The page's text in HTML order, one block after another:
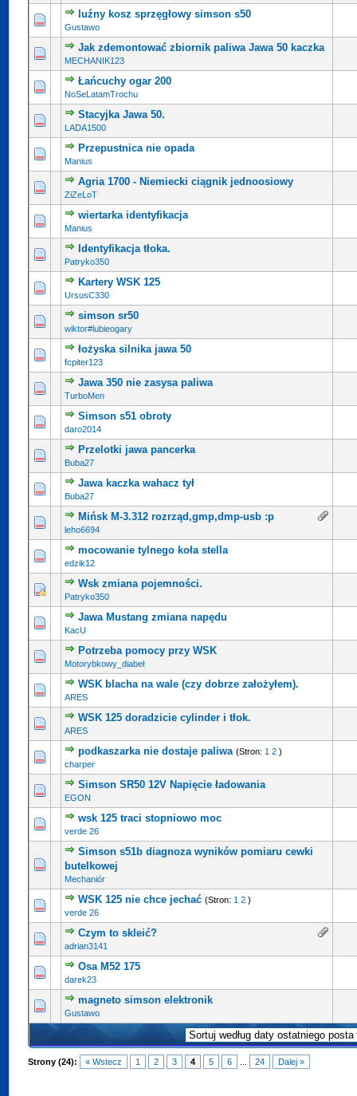
luźny kosz sprzęgłowy simson s50
Gustawo
Jak zdemontować zbiornik paliwa Jawa 50 kaczka
MECHANIK123
Łańcuchy ogar 200
NoSeLatamTrochu
Stacyjka Jawa 50.
LADA1500
Przepustnica nie opada
Manius
Agria 1700 - Niemiecki ciągnik jednoosiowy
ZiZeLoT
wiertarka identyfikacja
Manius
Identyfikacja tłoka.
Patryko350
Kartery WSK 125
UrsusC330
simson sr50
wiktor#lubieogary
łożyska silnika jawa 50
fcpiter123
Jawa 350 nie zasysa paliwa
TurboMen
Simson s51 obroty
daro2014
Przelotki jawa pancerka
Buba27
Jawa kaczka wahacz tył
Buba27
Mińsk M-3.312 rozrząd,gmp,dmp-usb :p
leho6694
mocowanie tylnego koła stella
edzik12
Wsk zmiana pojemności.
Patryko350
Jawa Mustang zmiana napędu
KacU
Potrzeba pomocy przy WSK
Motorybkowy_diabeł
WSK blacha na wale (czy dobrze założyłem).
ARES
WSK 125 doradzicie cylinder i tłok.
ARES
podkaszarka nie dostaje paliwa (Stron: 1 2 )
charper
Simson SR50 12V Napięcie ładowania
EGON
wsk 125 traci stopniowo moc
verde 26
Simson s51b diagnoza wyników pomiaru cewki
butelkowej
Mechaniór
WSK 125 nie chce jechać (Stron: 1 2 )
verde 26
Czym to skleić?
adrian3141
Osa M52 175
darek23
magneto simson elektronik
Gustawo
Strony (24): « Wstecz 1 2 3 4 5 6 24 Dalej »